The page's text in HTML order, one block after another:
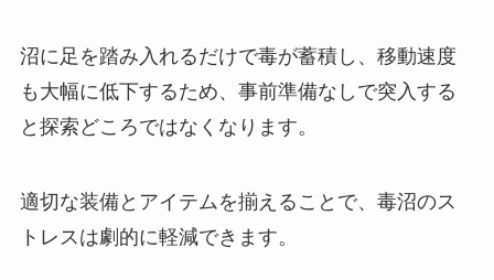
沼に足を踏み入れるだけで毒が蓄積し、移動速度
も大幅に低下するため、事前準備なしで突入する
と探索どころではなくなります。
適切な装備とアイテムを揃えることで、毒沼のス
トレスは劇的に軽減できます。